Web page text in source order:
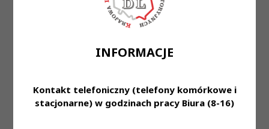
INFORMACJE
Kontakt telefoniczny (telefony komórkowe i
stacjonarne) w godzinach pracy Biura (8-16)
sprawozdania Krajowej
Uchwały III
Uchwała nr 15/2010